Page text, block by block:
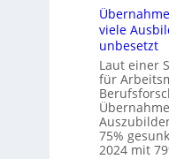
viele
unbesetzt
Laut einer
für
75%
2024 mit